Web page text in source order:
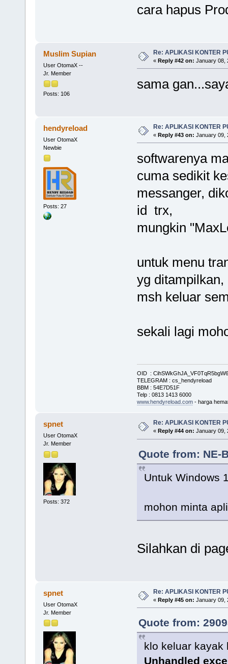
cara hapus
Muslim Supian
User OtomaX --
Jr. Member
Posts: 106
Re: APLIKASI KONTER
« Reply #42 on: January 08,
sama
hendyreload
User OtomaX
Newbie
Posts: 27
Re: APLIKASI KONTER
« Reply #43 on: January 09,
softwarenya
cuma sedikit
messanger,
id trx,
mungkin
untuk menu
yg
msh keluar
sekali lagi
OID :
TELEGRAM : cs_hendyreload
BBM : 54E7D51F
Telp : 0813 1413 6000
www.hendyreload.com- harga
spnet
User OtomaX
Jr. Member
Posts: 372
Re: APLIKASI KONTER
« Reply #44 on: January 09,
Quote from: NE-
Untuk Windows
mohon minta
Silahkan di
spnet
User OtomaX
Jr. Member
Re: APLIKASI KONTER
« Reply #45 on: January 09,
Quote from:
klo keluar kayak
Unhandled